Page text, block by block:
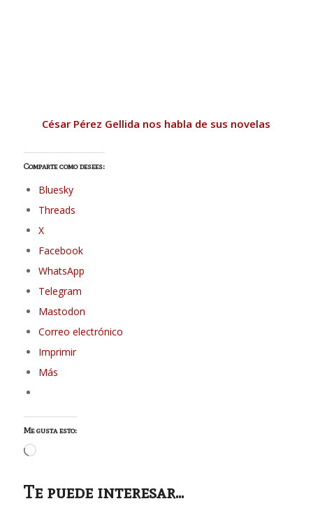
César Pérez Gellida nos habla de sus novelas
Comparte como desees:
Bluesky
Threads
X
Facebook
WhatsApp
Telegram
Mastodon
Correo electrónico
Imprimir
Más
Me gusta esto:
Cargando...
Te puede interesar...